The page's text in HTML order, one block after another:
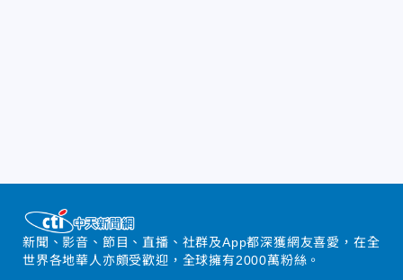
新聞、影音、節目、直播、社群及App都深獲網友喜愛，在全
世界各地華人亦頗受歡迎，全球擁有2000萬粉絲。